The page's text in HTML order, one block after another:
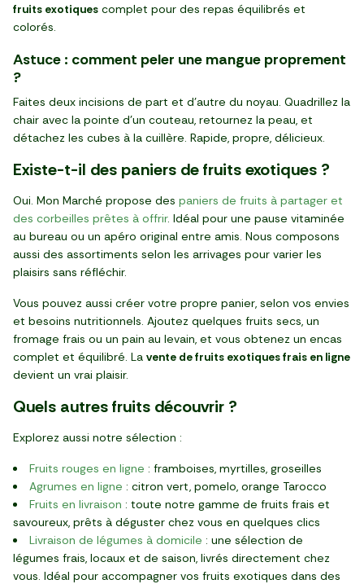
fruits exotiques complet pour des repas équilibrés et
colorés.
Astuce : comment peler une mangue proprement
?
Faites deux incisions de part et d’autre du noyau. Quadrillez la
chair avec la pointe d’un couteau, retournez la peau, et
détachez les cubes à la cuillère. Rapide, propre, délicieux.
Existe-t-il des paniers de fruits exotiques ?
Oui. Mon Marché propose des paniers de fruits à partager et
des corbeilles prêtes à offrir. Idéal pour une pause vitaminée
au bureau ou un apéro original entre amis. Nous composons
aussi des assortiments selon les arrivages pour varier les
plaisirs sans réfléchir.
Vous pouvez aussi créer votre propre panier, selon vos envies
et besoins nutritionnels. Ajoutez quelques fruits secs, un
fromage frais ou un pain au levain, et vous obtenez un encas
complet et équilibré. La vente de fruits exotiques frais en ligne
devient un vrai plaisir.
Quels autres fruits découvrir ?
Explorez aussi notre sélection :
Fruits rouges en ligne : framboises, myrtilles, groseilles
Agrumes en ligne : citron vert, pomelo, orange Tarocco
Fruits en livraison : toute notre gamme de fruits frais et
savoureux, prêts à déguster chez vous en quelques clics
Livraison de légumes à domicile : une sélection de
légumes frais, locaux et de saison, livrés directement chez
vous. Idéal pour accompagner vos fruits exotiques dans des